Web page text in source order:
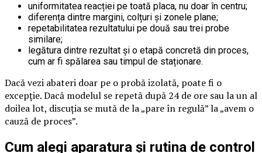
uniformitatea reacției pe toată placa, nu doar în centru;
diferența dintre margini, colțuri și zonele plane;
repetabilitatea rezultatului pe două sau trei probe
similare;
legătura dintre rezultat și o etapă concretă din proces,
cum ar fi spălarea sau timpul de staționare.
Dacă vezi abateri doar pe o probă izolată, poate fi o
excepție. Dacă modelul se repetă după 24 de ore sau la un al
doilea lot, discuția se mută de la „pare în regulă” la „avem o
cauză de proces”.
Cum alegi aparatura și rutina de control